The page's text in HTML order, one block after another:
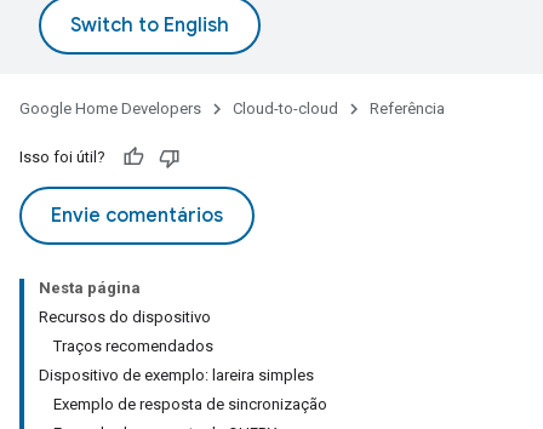
Google Home Developers Cloud-to-cloud Referência
Isso foi útil?
Envie comentários
Nesta página
Recursos do dispositivo
Traços recomendados
Dispositivo de exemplo: lareira simples
Exemplo de resposta de sincronização